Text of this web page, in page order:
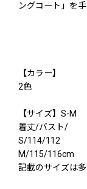
ングコート」を
【カラー】
2色
【サイズ】S-M
着丈/バスト/
S/114/112
M/115/116cm
記載のサイズは